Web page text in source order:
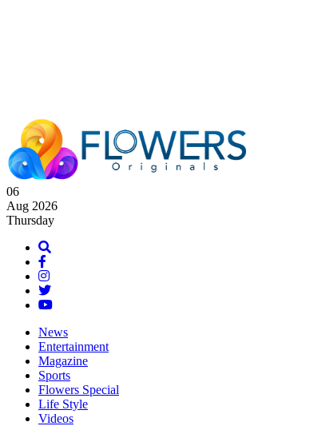
06
Aug 2026
Thursday
News
Entertainment
Magazine
Sports
Flowers Special
Life Style
Videos